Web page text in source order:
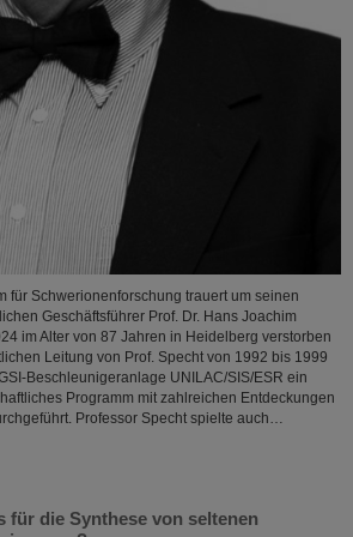
für Schwerionenforschung trauert um seinen
Geschäftsführer Prof. Dr. Hans Joachim
im Alter von 87 Jahren in Heidelberg verstorben
Leitung von Prof. Specht von 1992 bis 1999
Beschleunigeranlage UNILAC/SIS/ESR ein
Programm mit zahlreichen Entdeckungen
Professor Specht spielte auch…
für die Synthese von seltenen